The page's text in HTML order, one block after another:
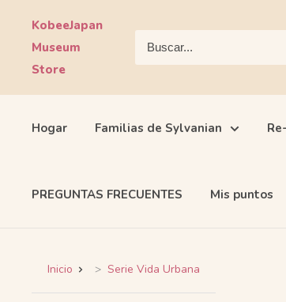
directamente
contenido
KobeeJapan
Museum
Store
Hogar Familias de Sylvanian
PREGUNTAS FRECUENTES Mis puntos
Inicio Serie Vida Urbana